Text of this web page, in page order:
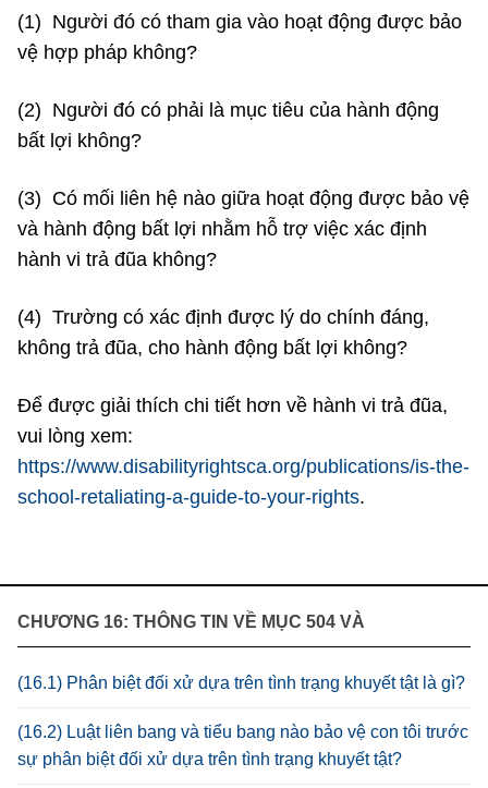
CHƯƠNG 16: THÔNG TIN VỀ MỤC 504 VÀ
(16.1) Phân biệt đối xử dựa trên tình trạng khuyết tật là gì?
(16.2) Luật liên bang và tiểu bang nào bảo vệ con tôi trước
sự phân biệt đối xử dựa trên tình trạng khuyết tật?
(1) Người đó có tham gia vào hoạt động được bảo
vệ hợp pháp không?
(2) Người đó có phải là mục tiêu của hành động
bất lợi không?
(3) Có mối liên hệ nào giữa hoạt động được bảo vệ
và hành động bất lợi nhằm hỗ trợ việc xác định
hành vi trả đũa không?
(4) Trường có xác định được lý do chính đáng,
không trả đũa, cho hành động bất lợi không?
Để được giải thích chi tiết hơn về hành vi trả đũa,
vui lòng xem:
https://www.disabilityrightsca.org/publications/is-the-
school-retaliating-a-guide-to-your-rights.